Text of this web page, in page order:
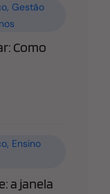
,Gestão
Como
, Ensino
a janela